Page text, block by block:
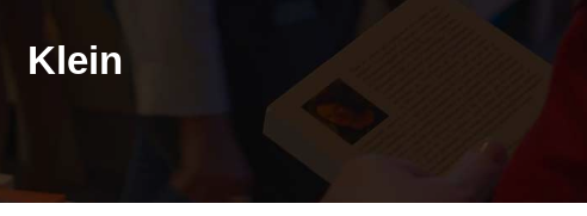
Klein